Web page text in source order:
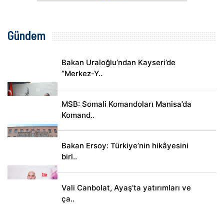
Gündem
Bakan Uraloğlu’ndan Kayseri’de
“Merkez-Y..
MSB: Somali Komandoları Manisa’da
Komand..
Bakan Ersoy: Türkiye’nin hikâyesini
birl..
Vali Canbolat, Ayaş’ta yatırımları ve
ça..